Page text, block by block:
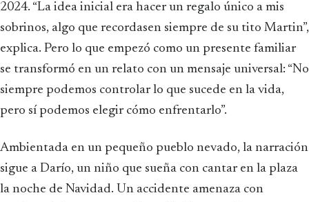
2024. “La idea inicial era hacer un regalo único a mis
sobrinos, algo que recordasen siempre de su tito Martin”,
explica. Pero lo que empezó como un presente familiar
se transformó en un relato con un mensaje universal: “No
siempre podemos controlar lo que sucede en la vida,
pero sí podemos elegir cómo enfrentarlo”.
Ambientada en un pequeño pueblo nevado, la narración
sigue a Darío, un niño que sueña con cantar en la plaza
la noche de Navidad. Un accidente amenaza con